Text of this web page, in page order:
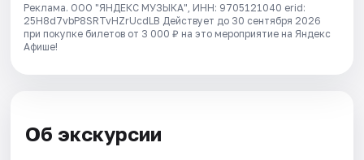
Реклама. ООО "ЯНДЕКС МУЗЫКА", ИНН: 9705121040 erid:
25H8d7vbP8SRTvHZrUcdLB Действует до 30 сентября 2026
при покупке билетов от 3 000 ₽ на это мероприятие на Яндекс
Афише!
Об экскурсии